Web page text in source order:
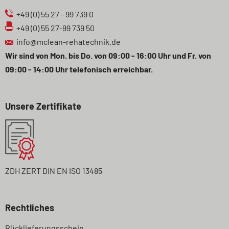
+49 (0) 55 27 - 99 739 0
+49 (0) 55 27-99 739 50
info@mclean-rehatechnik.de
Wir sind von Mon. bis Do. von 09:00 - 16:00 Uhr und Fr. von
09:00 - 14:00 Uhr telefonisch erreichbar.
Unsere Zertifikate
ZDH ZERT DIN EN ISO 13485
Rechtliches